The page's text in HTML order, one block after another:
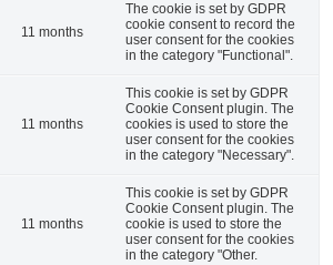
11 months
The cookie is set by GDPR
cookie consent to record the
user consent for the cookies
in the category "Functional".
11 months
This cookie is set by GDPR
Cookie Consent plugin. The
cookies is used to store the
user consent for the cookies
in the category "Necessary".
11 months
This cookie is set by GDPR
Cookie Consent plugin. The
cookie is used to store the
user consent for the cookies
in the category "Other.